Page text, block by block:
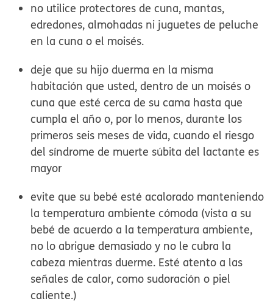
no utilice protectores de cuna, mantas,
edredones, almohadas ni juguetes de peluche
en la cuna o el moisés.
deje que su hijo duerma en la misma
habitación que usted, dentro de un moisés o
cuna que esté cerca de su cama hasta que
cumpla el año o, por lo menos, durante los
primeros seis meses de vida, cuando el riesgo
del síndrome de muerte súbita del lactante es
mayor
evite que su bebé esté acalorado manteniendo
la temperatura ambiente cómoda (vista a su
bebé de acuerdo a la temperatura ambiente,
no lo abrigue demasiado y no le cubra la
cabeza mientras duerme. Esté atento a las
señales de calor, como sudoración o piel
caliente.)